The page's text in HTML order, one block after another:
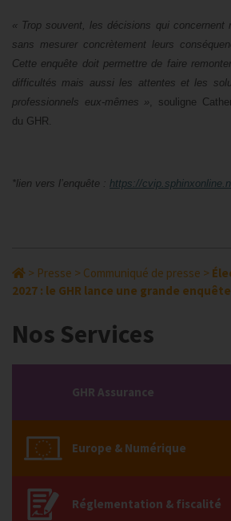
« Trop souvent, les décisions qui concernent
sans mesurer concrètement leurs
Cette enquête doit permettre de faire
difficultés mais aussi les attentes et les
professionnels eux-mêmes », souligne
du GHR.
*lien vers l’enquête : https://
> Presse > Communiqué de presse >
2027 : le GHR lance une grande
Nos Services
GHR Assurance
Europe & Numérique
Réglementation & fiscalité